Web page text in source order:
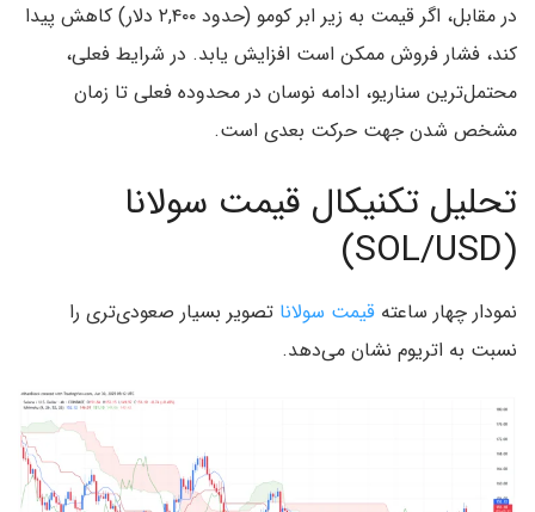
در مقابل، اگر قیمت به زیر ابر کومو (حدود ۲,۴۰۰ دلار) کاهش پیدا
کند، فشار فروش ممکن است افزایش یابد. در شرایط فعلی،
محتمل‌ترین سناریو، ادامه نوسان در محدوده فعلی تا زمان
مشخص شدن جهت حرکت بعدی است.
تحلیل تکنیکال قیمت سولانا
(SOL/USD)
نمودار چهار ساعته قیمت سولانا تصویر بسیار صعودی‌تری را
نسبت به اتریوم نشان می‌دهد.